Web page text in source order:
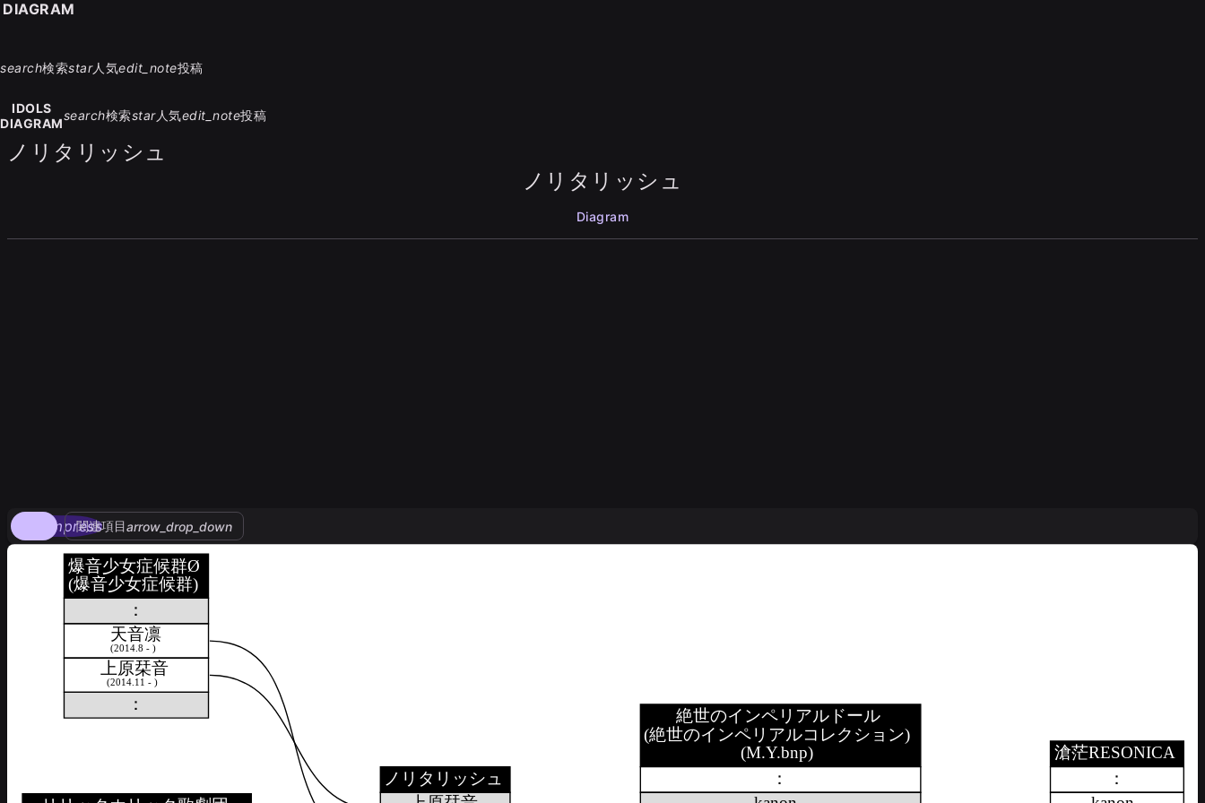
search検索star人気edit_note投稿
IDOLS
DIAGRAM
search検索star人気edit_note投稿
ノリタリッシュ
ノリタリッシュ
Diagram
compress
関連項目arrow_drop_down